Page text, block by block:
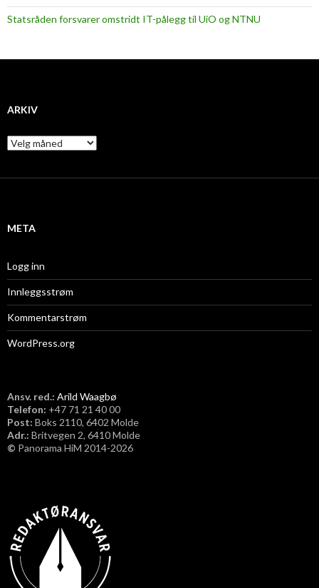
Statsråden forsvarer omstridt IT-pålegg til UiO og NTNU
ARKIV
A
r
i
META
Logg inn
Innleggsstrøm
Kommentarstrøm
WordPress.org
Ansv. red.: Arild Waagbø
Telefon: ​+47 71 21 40 00
Post: Boks 2110, 6402 Molde
Adr.: Britvegen 2, 6410 Molde
© Panorama HiM 2014-2026